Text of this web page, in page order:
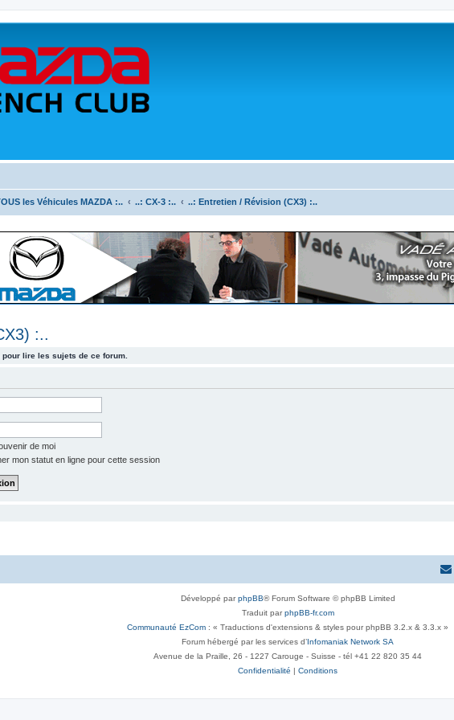
les Véhicules MAZDA :.. ..: CX-3 :.. ..: Entretien / Révision (CX3) :..
:..
lire les sujets de ce forum.
de moi
mon statut en ligne pour cette session
Développé parphpBB® Forum Software © phpBB Limited
Traduit parphpBB-fr.com
Communauté EzCom : « Traductions d'extensions & styles pour phpBB 3.2.x & 3.3.x »
Forum hébergé par les services d’Infomaniak Network SA
Avenue de la Praille, 26 - 1227 Carouge - Suisse - tél +41 22 820 35 44
Confidentialité | Conditions